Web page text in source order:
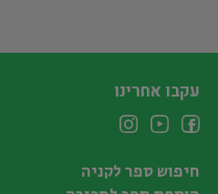
עקבו אחרינו
חיפוש ספר לקניה